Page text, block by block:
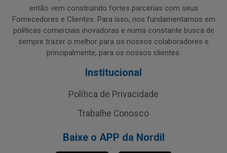
então vem construindo fortes parcerias com seus
Fornecedores e Clientes. Para isso, nos fundamentamos em
políticas comerciais inovadoras e numa constante busca de
sempre trazer o melhor para os nossos colaboradores e
principalmente, para os nossos clientes.
Institucional
Política de Privacidade
Trabalhe Conosco
Baixe o APP da Nordil